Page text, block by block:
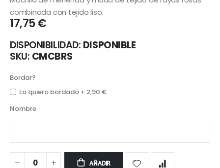
galería
de
imágenes
la
galería
imágenes
combinada con tejido liso.
17,75 €
DISPONIBILIDAD: DISPONIBLE
SKU CMCBRS
Bordar?
Lo quiero bordado + 2,90 €
Nombre
AÑADIR